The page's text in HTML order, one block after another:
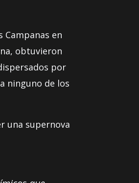
en
obtuvieron
por
ninguno de los
una supernova